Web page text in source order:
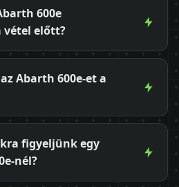
600e
vétel előtt?
Abarth 600e-et a
figyeljünk egy
nél?